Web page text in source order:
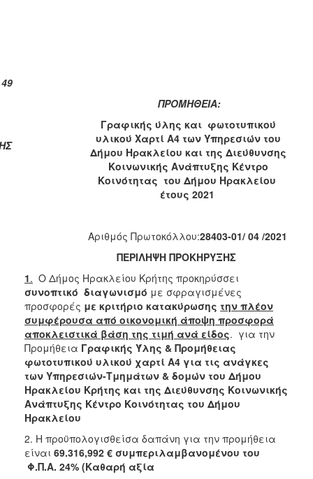
ΔΗΜΟΤΗΣ
ΠΡΟΜΗΘΕΙΑ:
Γραφικής ύλης και φωτοτυπικού
υλικού Χαρτί Α4 των Υπηρεσιών του
Δήμου Ηρακλείου και της Διεύθυνσης
Κοινωνικής Ανάπτυξης Κέντρο
Κοινότητας του Δήμου Ηρακλείου
έτους 2021
Αριθμός Πρωτοκόλλου:28403-01/ 04 /2021
ΠΕΡΙΛΗΨΗ ΠΡΟΚΗΡΥΞΗΣ
1. Ο Δήμος Ηρακλείου Κρήτης προκηρύσσει
συνοπτικό διαγωνισμό με σφραγισμένες
προσφορές με κριτήριο κατακύρωσης την πλέον
συμφέρουσα από οικονομική άποψη προσφορά
αποκλειστικά βάση της τιμή ανά είδος. για την
Προμήθεια Γραφικής Ύλης & Προμήθειας
φωτοτυπικού υλικού χαρτί Α4 για τις ανάγκες
των Υπηρεσιών-Τμημάτων & δομών του Δήμου
Ηρακλείου Κρήτης και της Διεύθυνσης Κοινωνικής
Ανάπτυξης Κέντρο Κοινότητας του Δήμου
Ηρακλείου
2. Η προϋπολογισθείσα δαπάνη για την προμήθεια
είναι 69.316,992 € συμπεριλαμβανομένου του
Φ.Π.Α. 24% (Καθαρή αξία